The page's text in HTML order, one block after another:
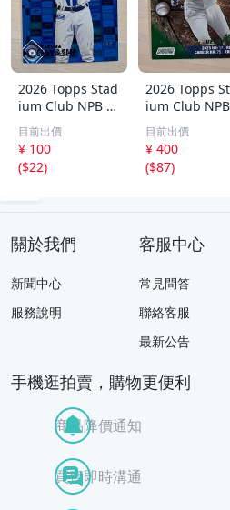
2026 Topps Stad
ium Club NPB 林
琢真 横浜DeNAベ
イスターズ 150枚
限定 シリアルカ
ード
目前出價
¥ 100
($22)
2026 Topps
ium Club NPB
林誠知 BASH 99
シリ パラレル
ード 中日ドラゴ
ンズ
目前出價
¥ 400
($87)
關於我們
新聞中心
服務說明
客服中心
常見問答
聯絡客服
最新公告
手機逛拍賣，購物更便利
商品降價通知
買賣即時溝通